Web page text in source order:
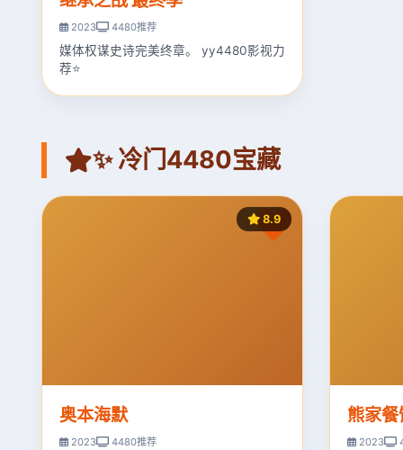
2023 4480推荐
媒体权谋史诗完美终章。 yy4480影视力
荐⭐
✨ 冷门4480宝藏
8.9
奥本海默
2023 4480推荐
熊家
2023